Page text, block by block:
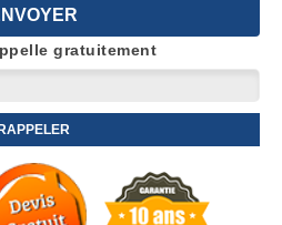
gratuitement